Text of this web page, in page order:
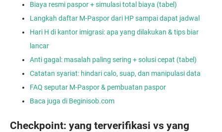
Biaya resmi paspor + simulasi total biaya (tabel)
Langkah daftar M-Paspor dari HP sampai dapat jadwal
Hari H di kantor imigrasi: apa yang dilakukan & tips biar
lancar
Anti gagal: masalah paling sering + solusi cepat (tabel)
Catatan syariat: hindari calo, suap, dan manipulasi data
FAQ seputar M-Paspor & pembuatan paspor
Baca juga di Beginisob.com
Checkpoint: yang terverifikasi vs yang